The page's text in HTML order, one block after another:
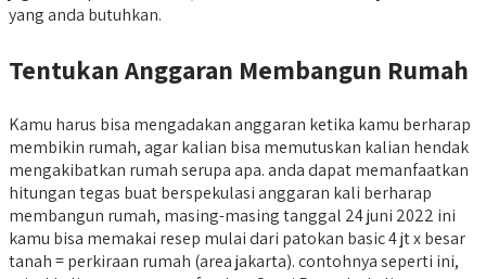
yang anda butuhkan.
Tentukan Anggaran Membangun Rumah
Kamu harus bisa mengadakan anggaran ketika kamu berharap
membikin rumah, agar kalian bisa memutuskan kalian hendak
mengakibatkan rumah serupa apa. anda dapat memanfaatkan
hitungan tegas buat berspekulasi anggaran kali berharap
membangun rumah, masing-masing tanggal 24 juni 2022 ini
kamu bisa memakai resep mulai dari patokan basic 4 jt x besar
tanah = perkiraan rumah (area jakarta). contohnya seperti ini,